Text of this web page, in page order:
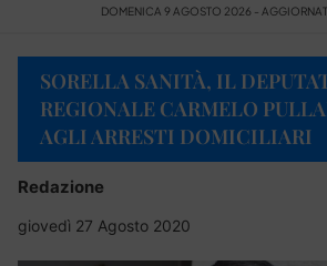
DOMENICA 9 AGOSTO 2026 -
SORELLA SANITÀ, IL
REGIONALE CARMELO
AGLI ARRESTI DOMICILIARI
Redazione
giovedì 27 Agosto 2020